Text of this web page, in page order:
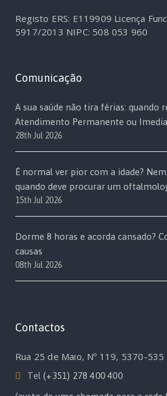
Registo ERS: E119909 Licença
5917/2013 NIPC: 508 053 960
Comunicação
A sua saúde não tira férias: quando
Atendimento Permanente ou
28th Jul 2026
É normal ver pior com a idade?
quando deve procurar um
15th Jul 2026
Dorme 8 horas e acorda cansado?
causas
08th Jul 2026
Contactos
Rua 25 de Maio, Nº 119, 5370-535
Tel(+351) 278 400 400